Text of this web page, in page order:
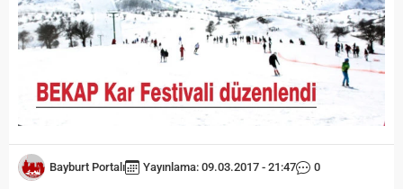
Bayburt Portalı Yayınlama: 09.03.2017 - 21:47 0